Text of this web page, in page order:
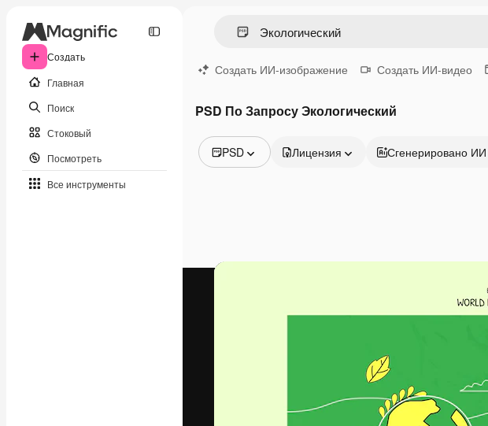
Создать
Главная
Поиск
Стоковый
Посмотреть
Все инструменты
Создать ИИ-изображение Создать ИИ-видео
PSD По Запросу Экологический
PSD
Видео
Лицензия Сгенерировано ИИ
Креативная платформа для создания
ваших лучших работ. Более 1 миллиона
подписчиков среди креаторов,
предприятий, агентств и студий.